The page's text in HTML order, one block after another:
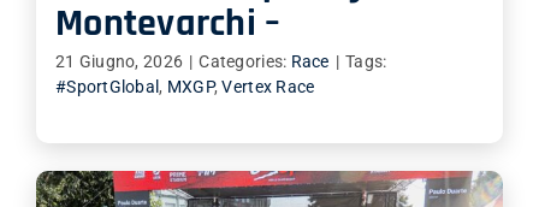
Montevarchi –
21 Giugno, 2026 | Categories: Race | Tags:
#SportGlobal , MXGP,Vertex Race